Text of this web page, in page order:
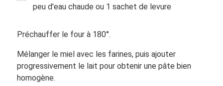
peu d'eau chaude ou 1 sachet de levure
Préchauffer le four à 180°.
Mélanger le miel avec les farines, puis ajouter
progressivement le lait pour obtenir une pâte bien
homogène.